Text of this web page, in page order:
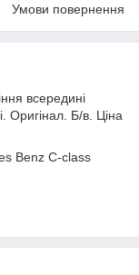
Умови повернення
всередині
Оригінал. Б/в. Ціна
Benz C-class